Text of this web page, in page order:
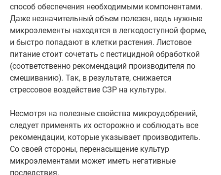
способ обеспечения необходимыми компонентами.
Даже незначительный объем полезен, ведь нужные
микроэлементы находятся в легкодоступной форме,
и быстро попадают в клетки растения. Листовое
питание стоит сочетать с пестицидной обработкой
(соответственно рекомендаций производителя по
смешиванию). Так, в результате, снижается
стрессовое воздействие СЗР на культуры.
Несмотря на полезные свойства микроудобрений,
следует применять их осторожно и соблюдать все
рекомендации, которые указывает производитель.
Со своей стороны, перенасыщение культур
микроэлементами может иметь негативные
последствия.